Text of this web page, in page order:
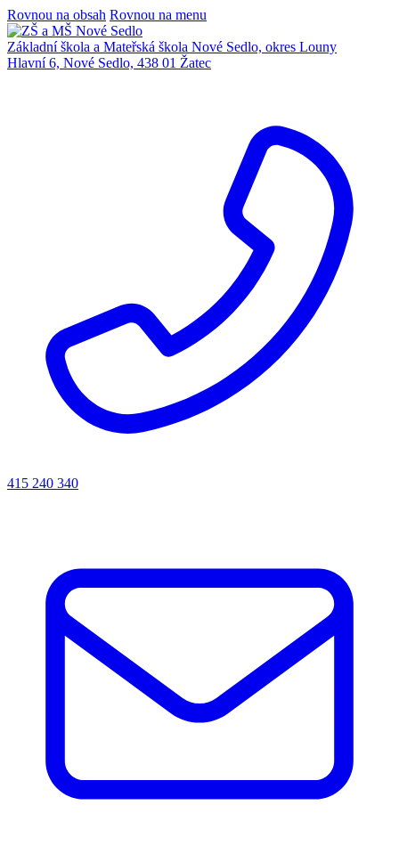
Rovnou na obsah Rovnou na menu
Základní škola a Mateřská škola Nové Sedlo, okres Louny
Hlavní 6, Nové Sedlo, 438 01 Žatec
415 240 340